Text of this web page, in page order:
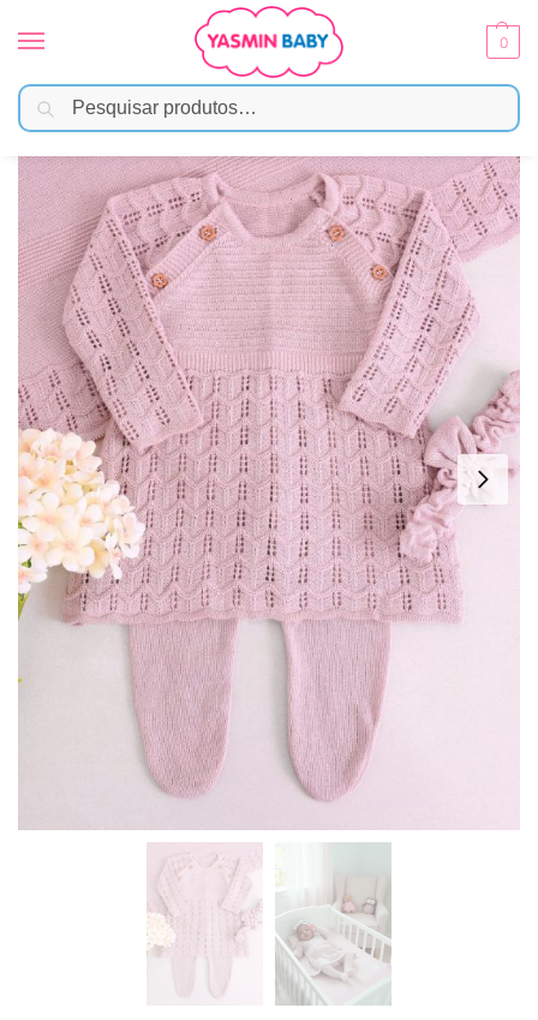
0
Início Moda Bebê / Saída Maternidade